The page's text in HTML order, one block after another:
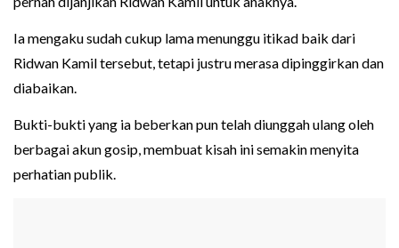
Ia mengaku sudah cukup lama menunggu itikad baik dari
Ridwan Kamil tersebut, tetapi justru merasa dipinggirkan dan
diabaikan.
Bukti-bukti yang ia beberkan pun telah diunggah ulang oleh
berbagai akun gosip, membuat kisah ini semakin menyita
perhatian publik.